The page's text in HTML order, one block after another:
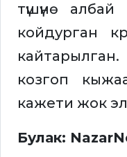
түшүнө
койдурган
козгоп
кажети жок
Булак: